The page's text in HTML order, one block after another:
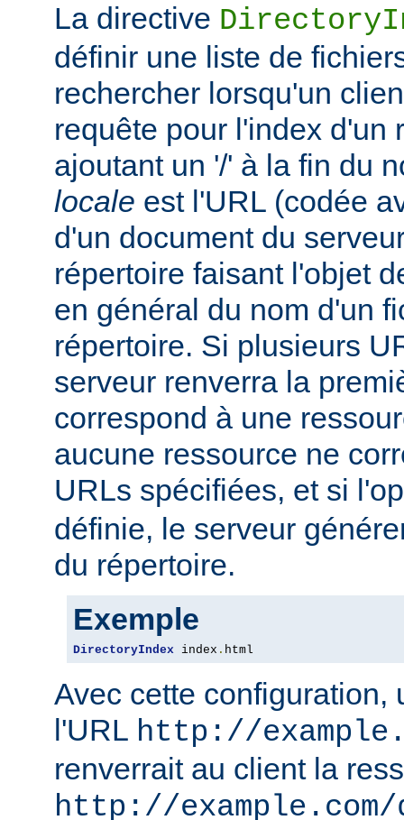
La directive
définir une liste de
rechercher lorsqu'un
requête pour l'index d'un
ajoutant un '/' à la fin du
locale est l'URL (codée
d'un document du
répertoire faisant l'objet
en général du nom d'un
répertoire. Si plusieurs
serveur renverra la
correspond à une
aucune ressource ne
URLs spécifiées, et si
définie, le serveur
du répertoire.
Exemple
DirectoryIndex index . html
Avec cette configuration,
l'URL http://
renverrait au client la
http://